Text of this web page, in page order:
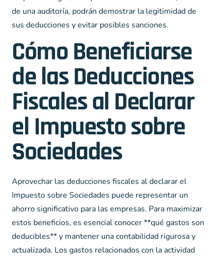
de una auditoría, podrán demostrar la legitimidad de
sus deducciones y evitar posibles sanciones.
Cómo Beneficiarse
de las Deducciones
Fiscales al Declarar
el Impuesto sobre
Sociedades
Aprovechar las deducciones fiscales al declarar el
Impuesto sobre Sociedades puede representar un
ahorro significativo para las empresas. Para maximizar
estos beneficios, es esencial conocer **qué gastos son
deducibles** y mantener una contabilidad rigurosa y
actualizada. Los gastos relacionados con la actividad